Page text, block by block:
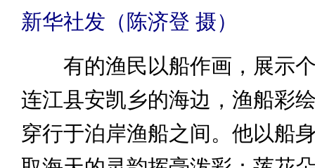
新华社发（陈济登 摄）
有的渔民以船作画，展示个
连江县安凯乡的海边，渔船彩
穿行于泊岸渔船之间。他以船